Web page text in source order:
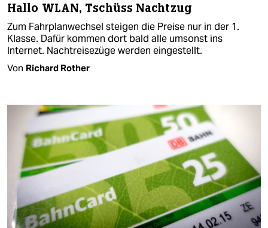
Hallo WLAN, Tschüss Nachtzug
Zum Fahrplanwechsel steigen die Preise nur in der 1.
Klasse. Dafür kommen dort bald alle umsonst ins
Internet. Nachtreisezüge werden eingestellt.
Von Richard Rother